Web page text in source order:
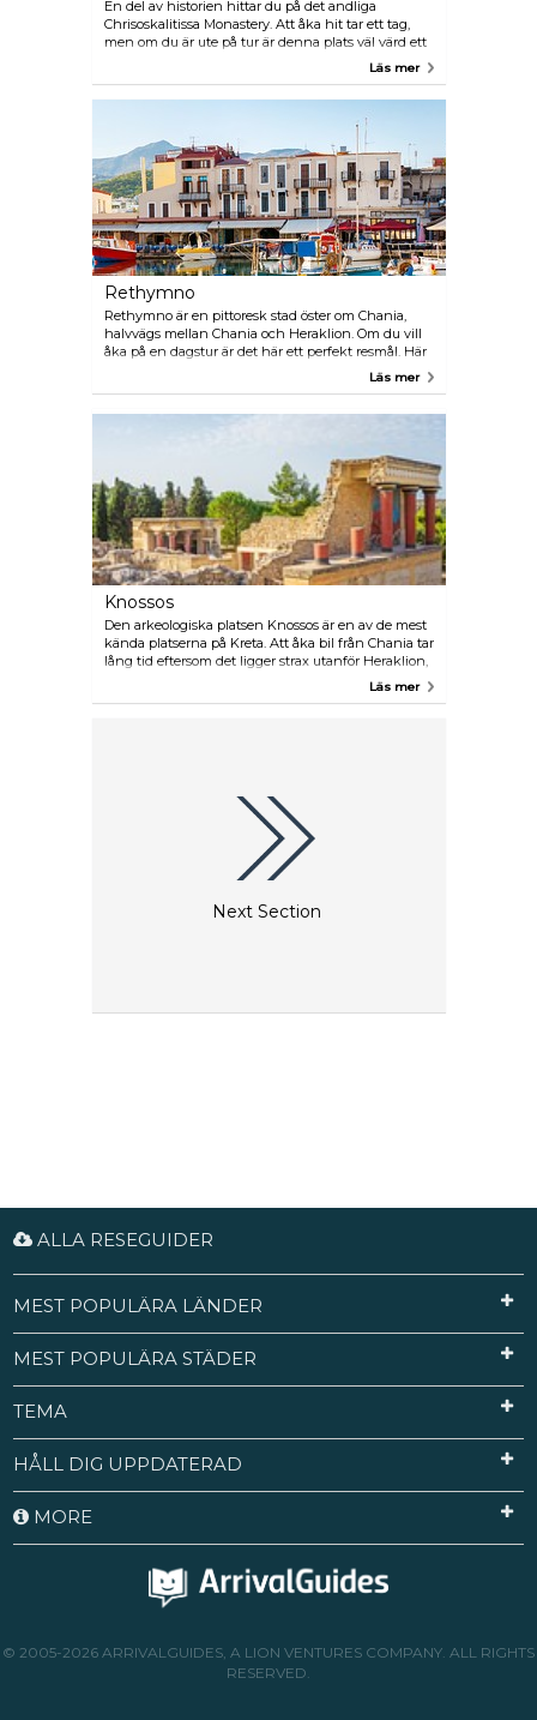
En del av historien hittar du på det andliga
Chrisoskalitissa Monastery. Att åka hit tar ett tag,
men om du är ute på tur är denna plats väl värd ett
besök. Du finner klostret på västra sidan av Kreta.
plats man inte får missa.
Läs mer
Rethymno
Rethymno är en pittoresk stad öster om Chania,
halvvägs mellan Chania och Heraklion. Om du vill
åka på en dagstur är det här ett perfekt resmål. Här
kan du njuta av stranden, gå vilse i Gamla stan eller
Läs mer
Knossos
Den arkeologiska platsen Knossos är en av de mest
kända platserna på Kreta. Att åka bil från Chania tar
lång tid eftersom det ligger strax utanför Heraklion,
organiserar turer här. Knossos påstås vara den äldsta
Läs mer
Next Section
ALLA RESEGUIDER
MEST POPULÄRA LÄNDER
MEST POPULÄRA STÄDER
TEMA
HÅLL DIG UPPDATERAD
MORE
© 2005-2026 ARRIVALGUIDES, A LION VENTURES COMPANY. ALL RIGHTS
RESERVED.